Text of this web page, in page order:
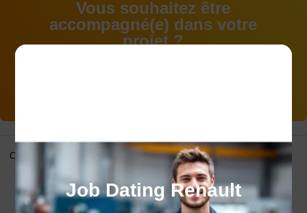
Job Dating Renault
Vous souhaitez être
accompagné(e) dans votre
projet ?
Certifications